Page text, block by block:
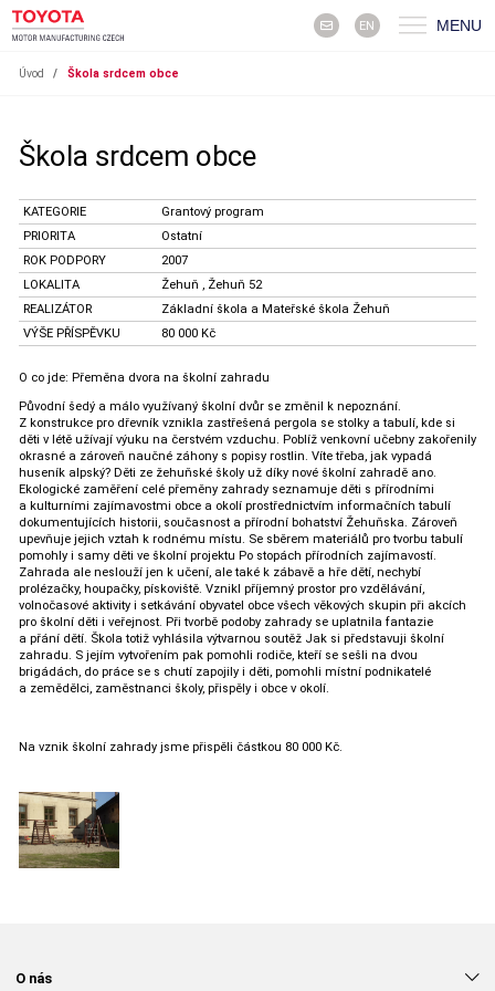
EN MENU
Úvod / Škola srdcem obce
Škola srdcem obce
KATEGORIE
Grantový program
PRIORITA
Ostatní
ROK PODPORY
2007
LOKALITA
Žehuň , Žehuň 52
REALIZÁTOR
Základní škola a Mateřské škola Žehuň
VÝŠE PŘÍSPĚVKU
80 000 Kč
O co jde: Přeměna dvora na školní zahradu
Původní šedý a málo využívaný školní dvůr se změnil k nepoznání.
Z konstrukce pro dřevník vznikla zastřešená pergola se stolky a tabulí, kde si
děti v létě užívají výuku na čerstvém vzduchu. Poblíž venkovní učebny zakořenily
okrasné a zároveň naučné záhony s popisy rostlin. Víte třeba, jak vypadá
huseník alpský? Děti ze žehuňské školy už díky nové školní zahradě ano.
Ekologické zaměření celé přeměny zahrady seznamuje děti s přírodními
a kulturními zajímavostmi obce a okolí prostřednictvím informačních tabulí
dokumentujících historii, současnost a přírodní bohatství Žehuňska. Zároveň
upevňuje jejich vztah k rodnému místu. Se sběrem materiálů pro tvorbu tabulí
pomohly i samy děti ve školní projektu Po stopách přírodních zajímavostí.
Zahrada ale neslouží jen k učení, ale také k zábavě a hře dětí, nechybí
prolézačky, houpačky, pískoviště. Vznikl příjemný prostor pro vzdělávání,
volnočasové aktivity i setkávání obyvatel obce všech věkových skupin při akcích
pro školní děti i veřejnost. Při tvorbě podoby zahrady se uplatnila fantazie
a přání dětí. Škola totiž vyhlásila výtvarnou soutěž Jak si představuji školní
zahradu. S jejím vytvořením pak pomohli rodiče, kteří se sešli na dvou
brigádách, do práce se s chutí zapojily i děti, pomohli místní podnikatelé
a zemědělci, zaměstnanci školy, přispěly i obce v okolí.
Na vznik školní zahrady jsme přispěli částkou 80 000 Kč.
O nás